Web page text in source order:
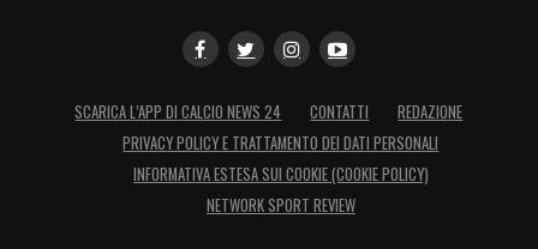
SCARICA L’APP DI CALCIO NEWS 24 CONTATTI
REDAZIONE
PRIVACY POLICY E TRATTAMENTO DEI DATI PERSONALI
INFORMATIVA ESTESA SUI COOKIE (COOKIE POLICY)
NETWORK SPORT REVIEW